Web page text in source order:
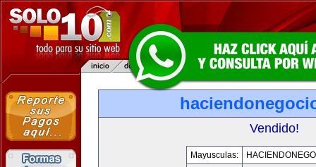
Vendido!
Mayusculas: